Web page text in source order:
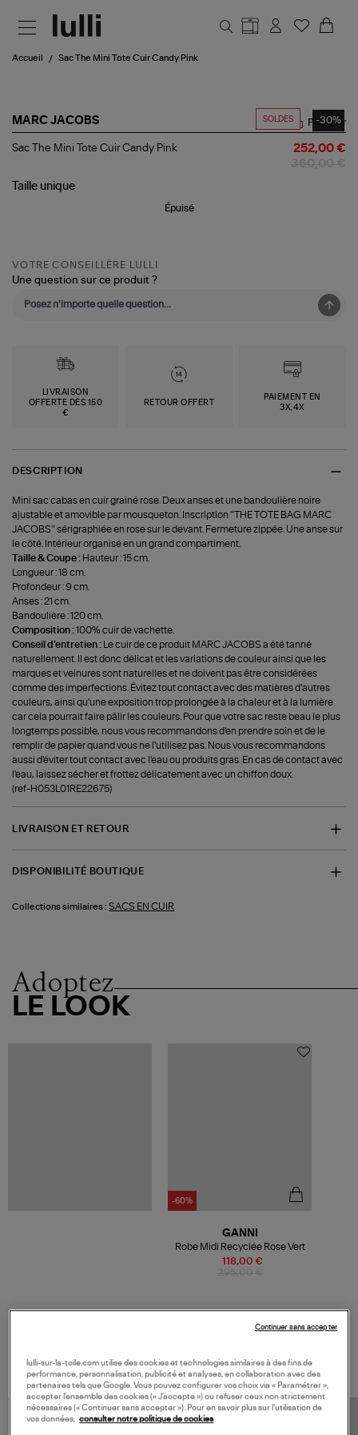
Accueil Sac The Mini Tote Cuir Candy Pink
SOLDES -30%
MARC JACOBS
Sac
Tote
Partager
Sac The Mini Tote Cuir Candy Pink 252,00 €
Taille unique
Épuisé
VOTRE CONSEILLÈRE LULLI
Une question sur ce produit ?
LIVRAISON
OFFERTE DÈS 150
€
RETOUR OFFERT
PAIEMENT EN
3X,4X
DESCRIPTION
Mini sac cabas en cuir grainé rose. Deux anses et une bandoulière noire
ajustable et amovible par mousqueton. Inscription "THE TOTE BAG MARC
JACOBS" sérigraphiée en rose sur le devant. Fermeture zippée. Une anse sur
le côté. Intérieur organisé en un grand compartiment.
Taille & Coupe : Hauteur : 15 cm.
Longueur : 18 cm.
Profondeur : 9 cm.
Anses : 21 cm.
Bandoulière : 120 cm.
Composition :100% cuir de vachette.
Conseil d'entretien :
Le cuir de ce produit MARC JACOBS a été tanné
naturellement. Il est donc délicat et les variations de couleur ainsi que les
marques et veinures sont naturelles et ne doivent pas être considérées
comme des imperfections. Évitez tout contact avec des matières d'autres
couleurs, ainsi qu'une exposition trop prolongée à la chaleur et à la lumière
car cela pourrait faire pâlir les couleurs. Pour que votre sac reste beau le plus
longtemps possible, nous vous recommandons d'en prendre soin et de le
remplir de papier quand vous ne l'utilisez pas. Nous vous recommandons
aussi d'éviter tout contact avec l'eau ou produits gras. En cas de contact avec
l'eau, laissez sécher et frottez délicatement avec un chiffon doux.
(ref-H053L01RE22675)
LIVRAISON ET RETOUR
DISPONIBILITÉ BOUTIQUE
Collections similaires : SACS EN CUIR
Adoptez
LE LOOK
-60%
118,00 €
GANNI
Robe Midi Recyclée Rose Vert
lulli-sur-la-toile.com utilise des cookies et technologies similaires à des fins de
performance, personnalisation, publicité et analyses, en collaboration avec des
partenaires tels que Google. Vous pouvez configurer vos choix via « Paramétrer »,
accepter l’ensemble des cookies (« J’accepte ») ou refuser ceux non strictement
nécessaires (« Continuer sans accepter »). Pour en savoir plus sur l’utilisation de
vos données,
consulter notre politique de cookies
Continuer sans accepter